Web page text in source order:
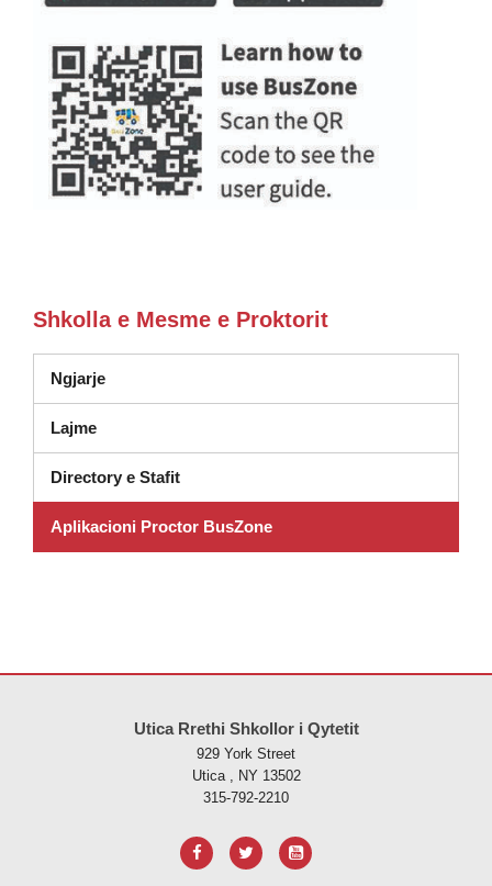
Shkolla e Mesme e Proktorit
Ngjarje
Lajme
Directory e Stafit
Aplikacioni Proctor BusZone
Utica Rrethi Shkollor i Qytetit
929 York Street
Utica , NY 13502
315-792-2210